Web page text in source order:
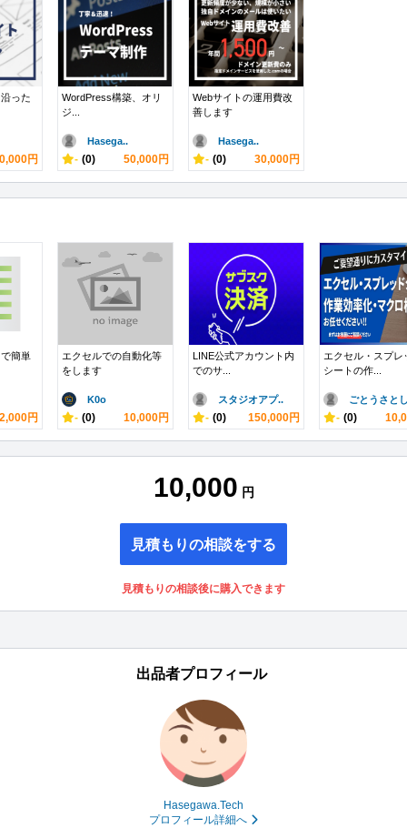
った
円
WordPress構築、オリ
ジ...
Hasega..
- (0) 50,000円
Webサイトの運用費改
善します
Hasega..
- (0) 30,000円
簡単
2,000円
エクセルでの自動化等
をします
K0o
- (0) 10,000円
LINE公式アカウント内
でのサ...
スタジオアプ..
- (0) 150,000円
エクセル・スプレ
シートの作...
ごとうさと
- (0)
10,000 円
見積もりの相談をする
見積もりの相談後に購入できます
出品者プロフィール
Hasegawa.Tech
プロフィール詳細へ